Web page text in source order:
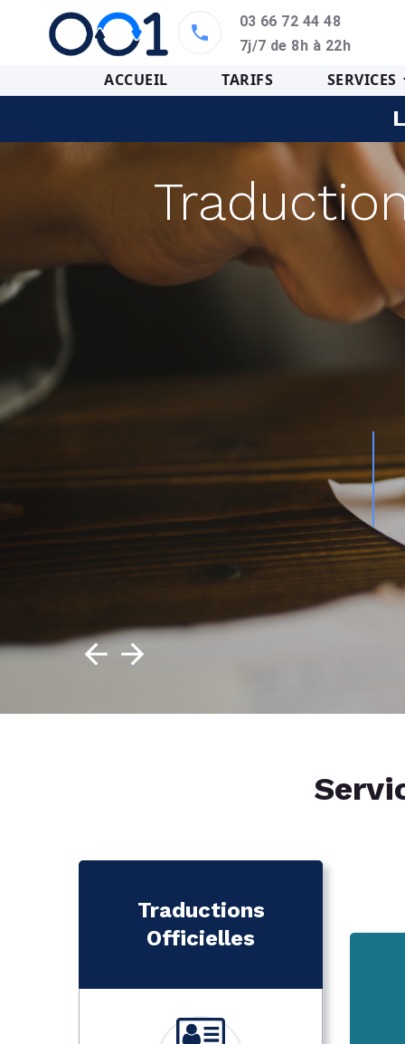
03 66 72 44 48
7j/7 de 8h à 22h
ACCUEIL TARIFS SERVICES
Traductions
Officielles